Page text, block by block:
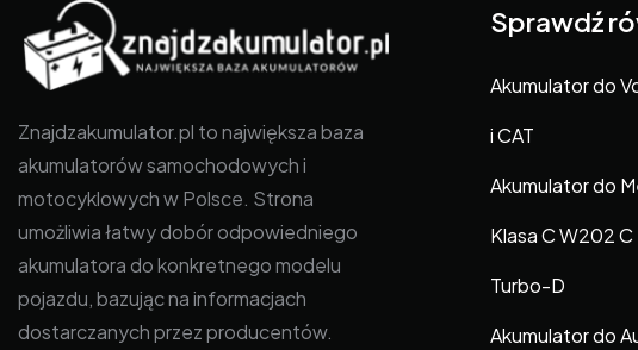
Znajdzakumulator.pl to największa baza
akumulatorów samochodowych i
motocyklowych w Polsce. Strona
umożliwia łatwy dobór odpowiedniego
akumulatora do konkretnego modelu
pojazdu, bazując na informacjach
dostarczanych przez producentów.
Sprawdź
Akumulator do
i CAT
Akumulator do
Klasa C W202
Turbo-D
Akumulator do